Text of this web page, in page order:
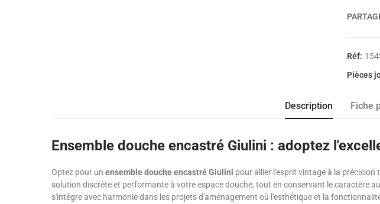
Réf:
Pièces
Description Fiche
Ensemble douche encastré Giulini : adoptez
Optez pour un ensemble douche encastré Giulini pour allier l'esprit vintage à la précision
solution discrète et performante à votre espace douche, tout en conservant le caractère
s'intègre avec harmonie dans les projets d'aménagement où l'esthétique et la